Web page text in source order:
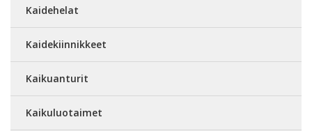
Kaidehelat
Kaidekiinnikkeet
Kaikuanturit
Kaikuluotaimet